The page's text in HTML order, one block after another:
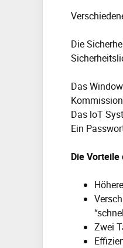
Die
Das
Das loT
Ein
Die
Zwei